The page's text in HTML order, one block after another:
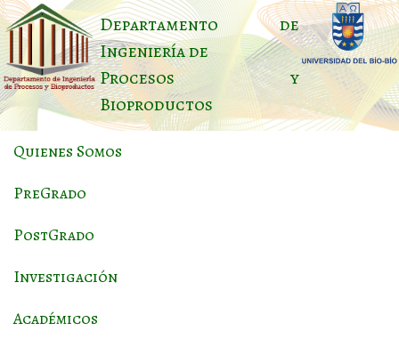
Departamento de
Ingeniería de
Procesos y
Bioproductos
Quienes Somos
PreGrado
PostGrado
Investigación
Académicos